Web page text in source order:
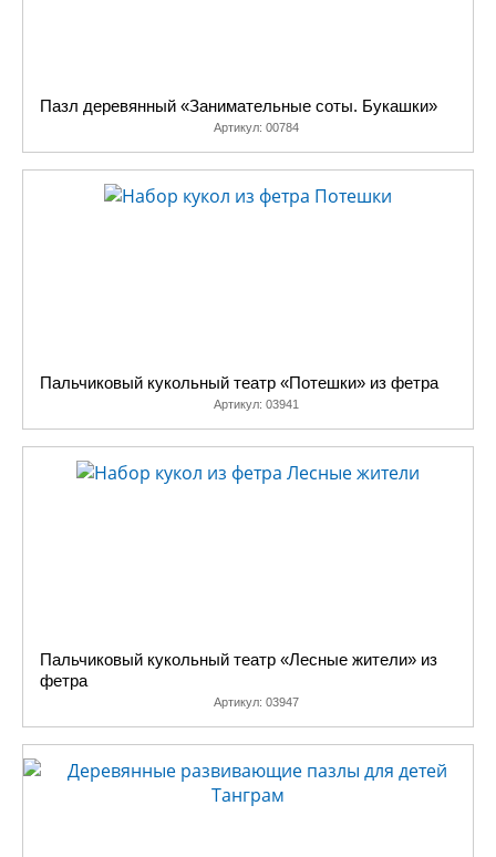
Пазл деревянный «Занимательные соты. Букашки»
Артикул: 00784
Пальчиковый кукольный театр «Потешки» из фетра
Артикул: 03941
Пальчиковый кукольный театр «Лесные жители» из
фетра
Артикул: 03947